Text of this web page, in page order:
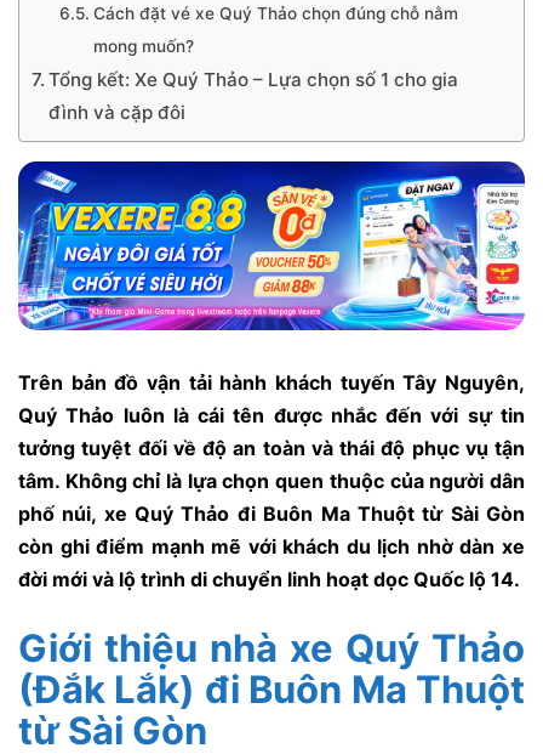
Cách đặt vé xe Quý Thảo chọn đúng chỗ nằm
mong muốn?
Tổng kết: Xe Quý Thảo – Lựa chọn số 1 cho gia
đình và cặp đôi
Trên bản đồ vận tải hành khách tuyến Tây Nguyên,
Quý Thảo luôn là cái tên được nhắc đến với sự tin
tưởng tuyệt đối về độ an toàn và thái độ phục vụ tận
tâm. Không chỉ là lựa chọn quen thuộc của người dân
phố núi, xe Quý Thảo đi Buôn Ma Thuột từ Sài Gòn
còn ghi điểm mạnh mẽ với khách du lịch nhờ dàn xe
đời mới và lộ trình di chuyển linh hoạt dọc Quốc lộ 14.
Giới thiệu nhà xe Quý Thảo
(Đắk Lắk) đi Buôn Ma Thuột
từ Sài Gòn